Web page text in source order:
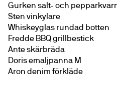
Gurken salt- och
Sten vinkylare
Whiskeyglas rundad botten
Fredde BBQ grillbestick
Ante skärbräda
Doris emaljpanna M
Aron denim förkläde